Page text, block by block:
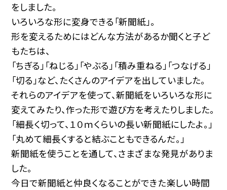
をしました。
いろいろな形に変身できる「新聞紙」。
形を変えるためにはどんな方法があるか聞くと子ど
もたちは、
「ちぎる」「ねじる」「やぶる」「積み重ねる」「つなげる」
「切る」など、たくさんのアイデアを出していました。
それらのアイデアを使って、新聞紙をいろいろな形に
変えてみたり、作った形で遊び方を考えたりしました。
「細長く切って、１０ｍくらいの長い新聞紙にしたよ。」
「丸めて細長くすると結ぶこともできるんだ。」
新聞紙を使うことを通して、さまざまな発見がありま
した。
今日で新聞紙と仲良くなることができた楽しい時間